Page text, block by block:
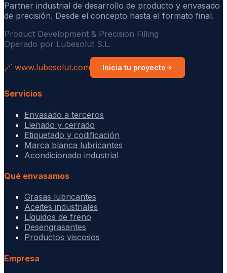
Partner industrial de desarrollo de producto y envasado
de precisión. Desde el concepto hasta el formato final.
Product Development & Precision Filling
Operado por Lubesolut S.L.
🔗 www.lubesolut.com Inicia tu proyecto
Servicios
Envasado a terceros
Llenado y cerrado
Etiquetado y codificación
Marca blanca lubricantes
Acondicionado industrial
Qué envasamos
Grasas lubricantes
Aceites industriales
Líquidos de freno
Desengrasantes
Productos viscosos
Empresa